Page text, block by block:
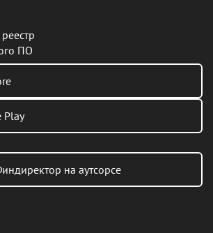
ПО
Play
на аутсорсе